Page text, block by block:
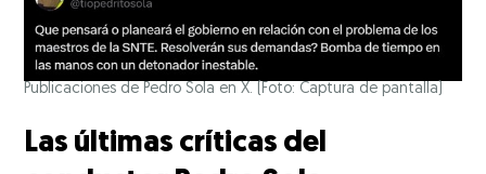
Publicaciones de Pedro Sola en X. (Foto: Captura de pantalla)
Las últimas críticas del